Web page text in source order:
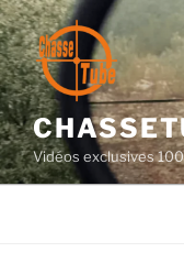
Aller
au
contenu
principal
Vidéos exclusives